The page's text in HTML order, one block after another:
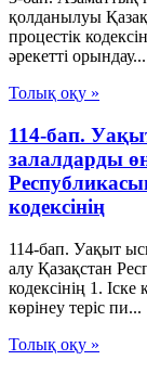
қолданылуы
процестік
әрекетті орындау...
Толық оқу »
114-бап.
залалдарды
кодексінің
114-бап. Уақыт
алу Қазақстан
кодексінің 1.
көрінеу теріс пи...
Толық оқу »